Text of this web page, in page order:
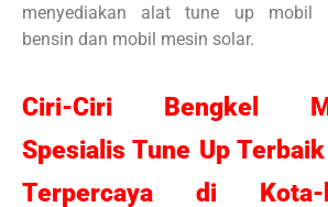
menyediakan alat tune up mobil
bensin dan mobil mesin solar.
Ciri-Ciri Bengkel
Spesialis Tune Up
Terpercaya di Kota-